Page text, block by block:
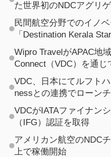
た世界初のNDCアグリ
民間航空分野でのイノ
「Destination Kerala
Wipro TravelがAPAC地
Connect（VDC）を通
VDC、日本にてルフト
nessとの連携でローンチ
VDCがIATAファイナン
（IFG）認証を取得
アメリカン航空のNDC
上で稼働開始